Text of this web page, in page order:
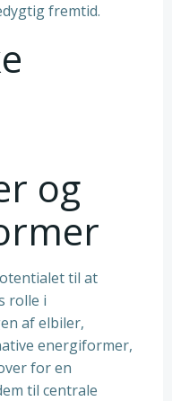
fremtid.
og
til at
rolle i
af elbiler,
energiformer,
for en
til centrale